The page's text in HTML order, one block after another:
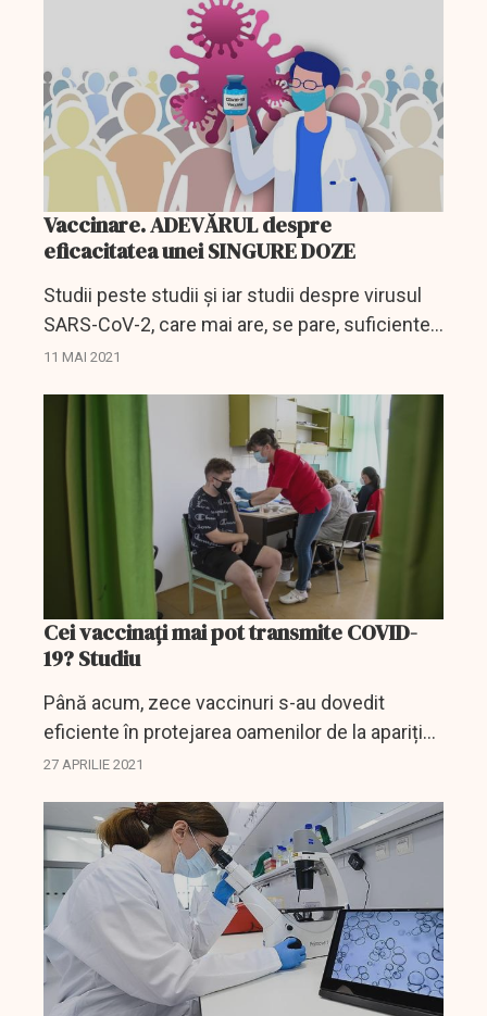
Vaccinare. ADEVĂRUL despre
eficacitatea unei SINGURE DOZE
Studii peste studii și iar studii despre virusul
SARS-CoV-2, care mai are, se pare, suficiente
secrete pentru a-i ține pe oamenii de știință cu
11 MAI 2021
Cei vaccinați mai pot transmite COVID-
19? Studiu
Până acum, zece vaccinuri s-au dovedit
eficiente în protejarea oamenilor de la apariția
simptomelor COVID-19, boala care poate
mai puțin despre cât...
27 APRILIE 2021